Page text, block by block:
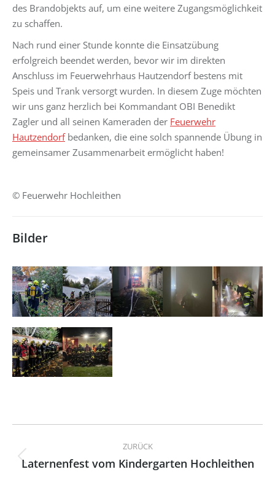
des Brandobjekts auf, um eine weitere Zugangsmöglichkeit
zu schaffen.
Nach rund einer Stunde konnte die Einsatzübung
erfolgreich beendet werden, bevor wir im direkten
Anschluss im Feuerwehrhaus Hautzendorf bestens mit
Speis und Trank versorgt wurden. In diesem Zuge möchten
wir uns ganz herzlich bei Kommandant OBI Benedikt
Zagler und all seinen Kameraden der Feuerwehr
Hautzendorfbedanken, die eine solch spannende Übung in
gemeinsamer Zusammenarbeit ermöglicht haben!
© Feuerwehr Hochleithen
Bilder
Kommentarnavigation
ZURÜCK
Vorheriger
Laternenfest vom Kindergarten Hochleithen